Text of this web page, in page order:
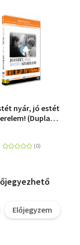
nyár, jó estét
(Dupla
Előjegyzem